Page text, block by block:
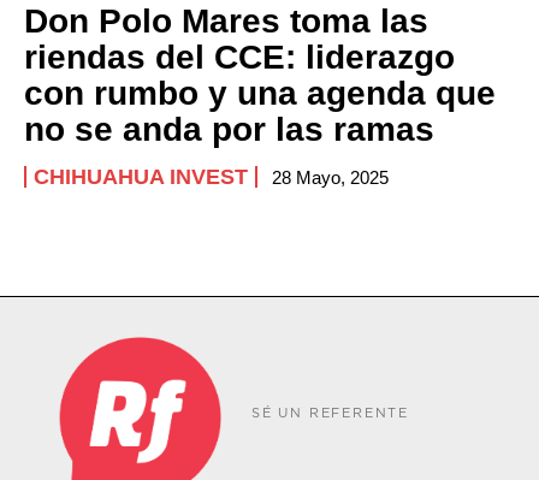
Don Polo Mares toma las
riendas del CCE: liderazgo
con rumbo y una agenda que
no se anda por las ramas
CHIHUAHUA INVEST 28 Mayo, 2025
SÉ UN REFERENTE